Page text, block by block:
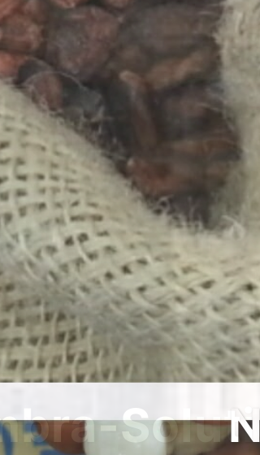
Nimbra